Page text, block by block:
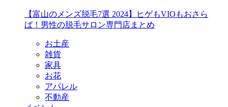
【富山のメンズ脱毛7選 2024】ヒゲもVIOもおさら
ば！男性の脱毛サロン専門店まとめ
お土産
雑貨
家具
お花
アパレル
不動産